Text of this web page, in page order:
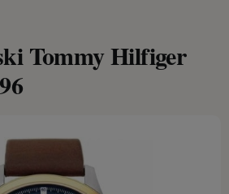
Tommy Hilfiger